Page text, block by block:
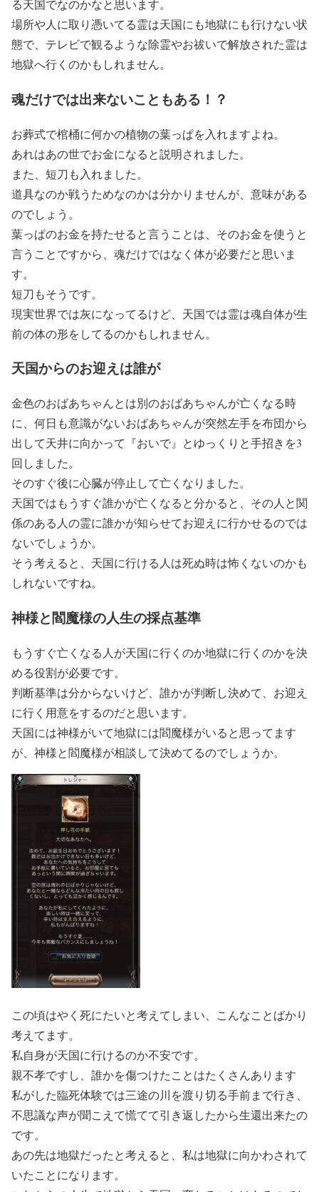
る天国でなのかなと思います。
場所や人に取り憑いてる霊は天国にも地獄にも行けない状
態で、テレビで観るような除霊やお祓いで解放された霊は
地獄へ行くのかもしれません。
魂だけでは出来ないこともある！？
お葬式で棺桶に何かの植物の葉っぱを入れますよね。
あれはあの世でお金になると説明されました。
また、短刀も入れました。
道具なのか戦うためなのかは分かりませんが、意味がある
のでしょう。
葉っぱのお金を持たせると言うことは、そのお金を使うと
言うことですから、魂だけではなく体が必要だと思いま
す。
短刀もそうです。
現実世界では灰になってるけど、天国では霊は魂自体が生
前の体の形をしてるのかもしれません。
天国からのお迎えは誰が
金色のおばあちゃんとは別のおばあちゃんが亡くなる時
に、何日も意識がないおばあちゃんが突然左手を布団から
出して天井に向かって『おいで』とゆっくりと手招きを3
回しました。
そのすぐ後に心臓が停止して亡くなりました。
天国ではもうすぐ誰かが亡くなると分かると、その人と関
係のある人の霊に誰かが知らせてお迎えに行かせるのでは
ないでしょうか。
そう考えると、天国に行ける人は死ぬ時は怖くないのかも
しれないですね。
神様と閻魔様の人生の採点基準
もうすぐ亡くなる人が天国に行くのか地獄に行くのかを決
める役割が必要です。
判断基準は分からないけど、誰かが判断し決めて、お迎え
に行く用意をするのだと思います。
天国には神様がいて地獄には閻魔様がいると思ってます
が、神様と閻魔様が相談して決めてるのでしょうか。
この頃はやく死にたいと考えてしまい、こんなことばかり
考えてます。
私自身が天国に行けるのか不安です。
親不孝ですし、誰かを傷つけたことはたくさんあります
私がした臨死体験では三途の川を渡り切る手前まで行き、
不思議な声が聞こえて慌てて引き返したから生還出来たの
です。
あの先は地獄だったと考えると、私は地獄に向かわされて
いたことになります。